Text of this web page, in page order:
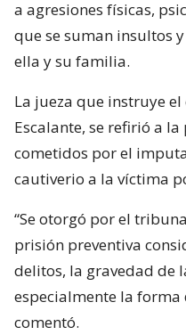
a agresiones físicas,
que se suman insultos
ella y su familia.
La jueza que instruye el
Escalante, se refirió a
cometidos por el
cautiverio a la víctima
“Se otorgó por el
prisión preventiva
delitos, la gravedad de
especialmente la forma
comentó.